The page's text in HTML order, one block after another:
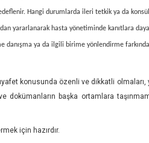
Hangi durumlarda ileri tetkik ya da
yararlanarak hasta yönetiminde kanıtlara
danışma ya da ilgili birime yönlendirme
konusunda özenli ve dikkatli olmaları,
başka ortamlara
için hazırdır.